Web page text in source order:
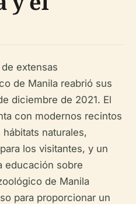
extensas
de Manila reabrió sus
diciembre de 2021. El
con modernos recintos
naturales,
los visitantes, y un
educación sobre
de Manila
para proporcionar un